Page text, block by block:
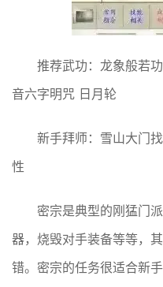
推荐武功：龙象般若
音六字明咒 日月轮
新手拜师：雪山大门
性
密宗是典型的刚猛门
器，烧毁对手装备等等，
错。密宗的任务很适合新